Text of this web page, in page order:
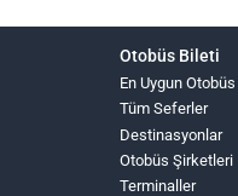
Otobüs Bileti
En Uygun
Tüm Seferler
Destinasyonlar
Otobüs Şirketleri
Terminaller